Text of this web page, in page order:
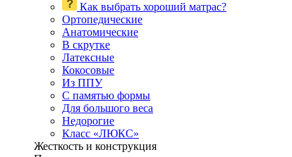
Как выбрать хороший матрас?
Ортопедические
Анатомические
В скрутке
Латексные
Кокосовые
Из ППУ
С памятью формы
Для большого веса
Недорогие
Класс «ЛЮКС»
Жесткость и конструкция